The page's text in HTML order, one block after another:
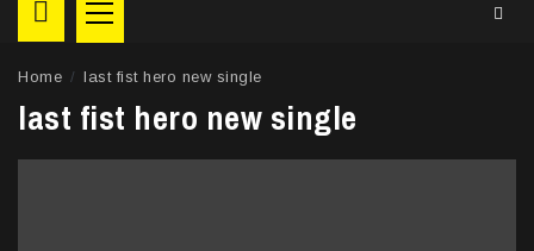
Primary
Menu
Home last fist hero new single
last fist hero new single